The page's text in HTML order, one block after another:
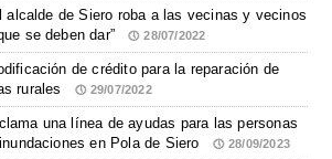
alcalde de Siero roba a las vecinas y vecinos
se deben dar”
28/07/2022
de crédito para la reparación de
rurales
29/07/2022
una línea de ayudas para las personas
en Pola de Siero
28/09/2023